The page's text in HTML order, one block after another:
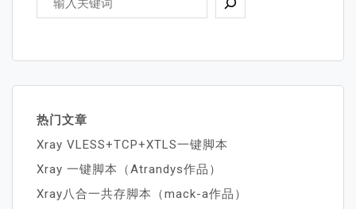
热门文章
Xray VLESS+TCP+XTLS一键脚本
Xray 一键脚本（Atrandys作品）
Xray八合一共存脚本（mack-a作品）